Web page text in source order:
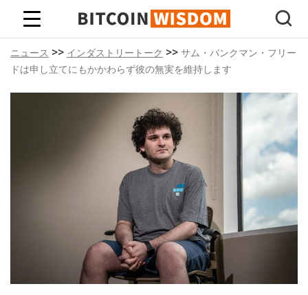
ビットコインの知恵
ニュース >> インダストリートーク >> サム・バンクマン・フリー
ドは申し立てにもかかわらず彼の無実を維持します